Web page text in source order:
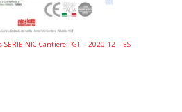
NIC Cantiere PGT – 2020-12 – ES